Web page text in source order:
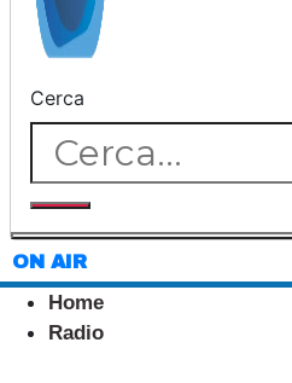
Cerca
ON AIR
Home
Radio